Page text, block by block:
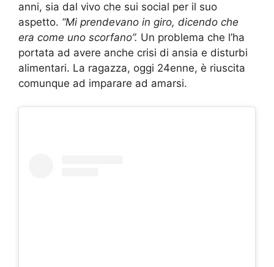
anni, sia dal vivo che sui social per il suo
aspetto. “Mi prendevano in giro, dicendo che
era come uno scorfano”. Un problema che l’ha
portata ad avere anche crisi di ansia e disturbi
alimentari. La ragazza, oggi 24enne, è riuscita
comunque ad imparare ad amarsi.